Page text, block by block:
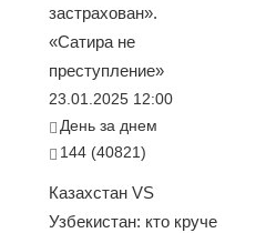
застрахован».
«Сатира не
преступление»
23.01.2025 12:00
День за днем
144 (40821)
Казахстан VS
Узбекистан: кто круче